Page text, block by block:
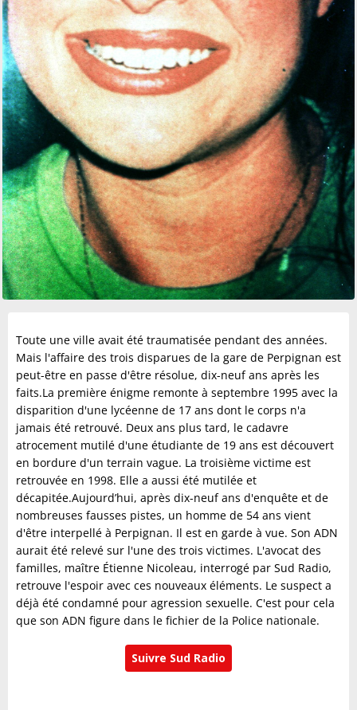
Toute une ville avait été traumatisée pendant des années.
Mais l'affaire des trois disparues de la gare de Perpignan est
peut-être en passe d'être résolue, dix-neuf ans après les
faits.La première énigme remonte à septembre 1995 avec la
disparition d'une lycéenne de 17 ans dont le corps n'a
jamais été retrouvé. Deux ans plus tard, le cadavre
atrocement mutilé d'une étudiante de 19 ans est découvert
en bordure d'un terrain vague. La troisième victime est
retrouvée en 1998. Elle a aussi été mutilée et
décapitée.Aujourd’hui, après dix-neuf ans d'enquête et de
nombreuses fausses pistes, un homme de 54 ans vient
d'être interpellé à Perpignan. Il est en garde à vue. Son ADN
aurait été relevé sur l'une des trois victimes. L'avocat des
familles, maître Étienne Nicoleau, interrogé par Sud Radio,
retrouve l'espoir avec ces nouveaux éléments. Le suspect a
déjà été condamné pour agression sexuelle. C'est pour cela
que son ADN figure dans le fichier de la Police nationale.
Suivre Sud Radio